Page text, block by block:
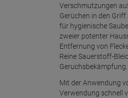
Verschmutzungen
Gerüchen in den
für hygienische
zweier potenter
Entfernung von
Reine Sauerstoff-
Geruchsbekämpfung.
Mit der Anwendung
Verwendung schnell